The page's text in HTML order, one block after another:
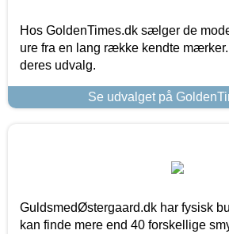
Hos GoldenTimes.dk sælger de
ure fra en lang række kendte
deres udvalg.
Se udvalget på
GuldsmedØstergaard.dk har fysisk
kan finde mere end 40 forskellige